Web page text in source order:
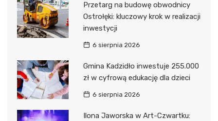
Przetarg na budowę obwodnicy
Ostrołęki: kluczowy krok w realizacji
inwestycji
6 sierpnia 2026
Gmina Kadzidło inwestuje 255.000
zł w cyfrową edukację dla dzieci
6 sierpnia 2026
Ilona Jaworska w Art-Czwartku: